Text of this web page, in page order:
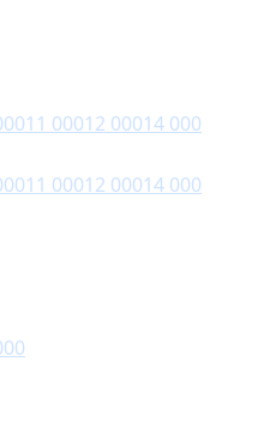
11 00012 00014 000
11 00012 00014 000